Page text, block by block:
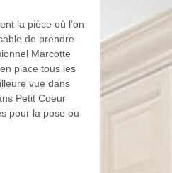
la pièce où l’on
de prendre
Marcotte
place tous les
vue dans
Petit Coeur
pour la pose ou